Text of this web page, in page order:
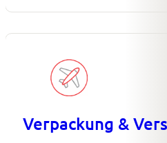
Verpackung &